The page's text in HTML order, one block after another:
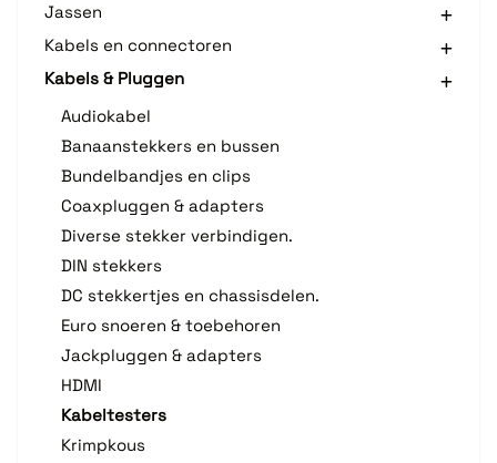
Jassen
Kabels en connectoren
Kabels & Pluggen
Audiokabel
Banaanstekkers en bussen
Bundelbandjes en clips
Coaxpluggen & adapters
Diverse stekker verbindigen.
DIN stekkers
DC stekkertjes en chassisdelen.
Euro snoeren & toebehoren
Jackpluggen & adapters
HDMI
Kabeltesters
Krimpkous